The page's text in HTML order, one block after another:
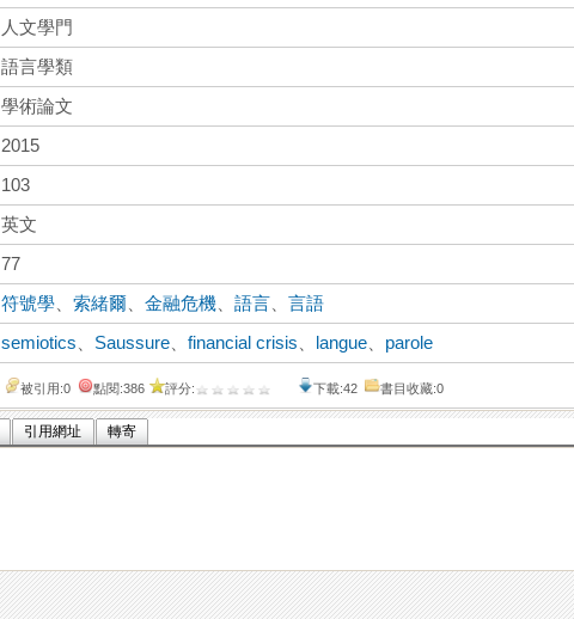
人文學門
語言學類
學術論文
2015
103
英文
77
符號學 、索緒爾 、金融危機 、語言 、言語
semiotics Saussure 、financial crisis langue
parole
被引用:0 點閱:386 評分: 下載:42 書目收藏:0
引用網址 轉寄